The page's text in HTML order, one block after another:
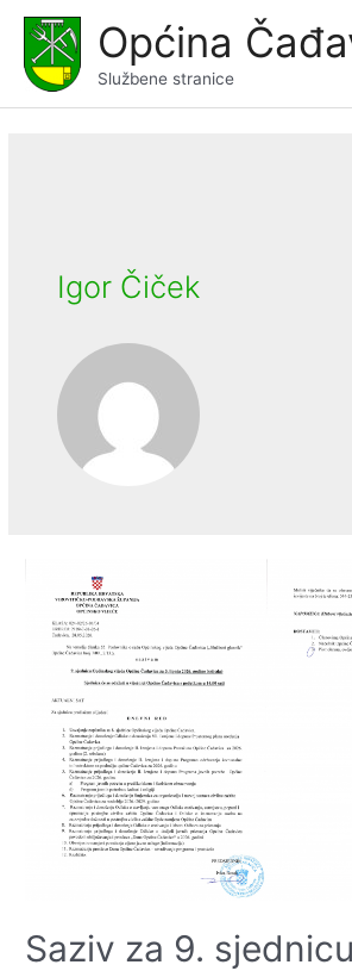
content
Općina
Službene stranice
Igor Čiček
Saziv za 9. sjednicu